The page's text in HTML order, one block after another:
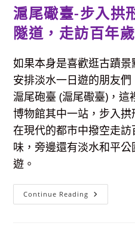
分
享
滬尾礮臺-步入拱
隧道，走訪百年
如果本身是喜歡逛古蹟
安排淡水一日遊的朋友
滬尾砲臺 (滬尾礮臺)，
博物館其中一站，步入拱
在現代的都市中撥空走
味，旁邊還有淡水和平
遊。
Continue Reading 滬
尾